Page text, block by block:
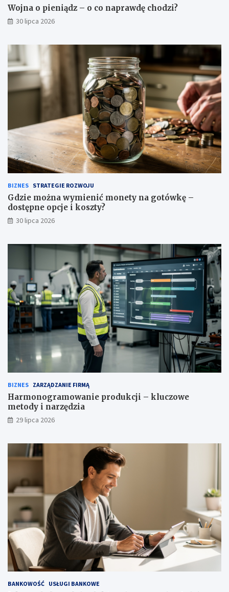
Wojna o pieniądz – o co naprawdę chodzi?
30 lipca 2026
BIZNES STRATEGIE ROZWOJU
Gdzie można wymienić monety na gotówkę –
dostępne opcje i koszty?
30 lipca 2026
BIZNES ZARZĄDZANIE FIRMĄ
Harmonogramowanie produkcji – kluczowe
metody i narzędzia
29 lipca 2026
BANKOWOŚĆ USŁUGI BANKOWE